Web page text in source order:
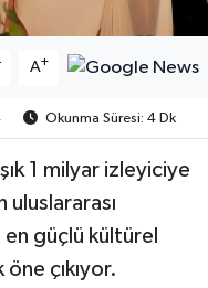
A+
Okunma Süresi: 4 Dk
1 milyar izleyiciye
uluslararası
güçlü kültürel
çıkıyor.